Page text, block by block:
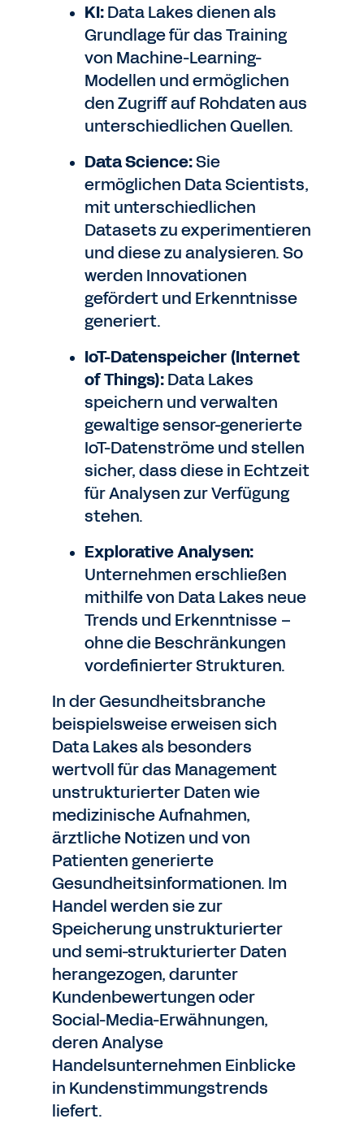
KI:Data Lakes dienen als
Grundlage für das Training
von Machine-Learning-
Modellen und ermöglichen
den Zugriff auf Rohdaten aus
unterschiedlichen Quellen.
Data Science:Sie
ermöglichen Data Scientists,
mit unterschiedlichen
Datasets zu experimentieren
und diese zu analysieren. So
werden Innovationen
gefördert und Erkenntnisse
generiert.
IoT-Datenspeicher (Internet
of Things):Data Lakes
speichern und verwalten
gewaltige sensor-generierte
IoT-Datenströme und stellen
sicher, dass diese in Echtzeit
für Analysen zur Verfügung
stehen.
Explorative Analysen:
Unternehmen erschließen
mithilfe von Data Lakes neue
Trends und Erkenntnisse –
ohne die Beschränkungen
vordefinierter Strukturen.
In der Gesundheitsbranche
beispielsweise erweisen sich
Data Lakes als besonders
wertvoll für das Management
unstrukturierter Daten wie
medizinische Aufnahmen,
ärztliche Notizen und von
Patienten generierte
Gesundheitsinformationen. Im
Handel werden sie zur
Speicherung unstrukturierter
und semi-strukturierter Daten
herangezogen, darunter
Kundenbewertungen oder
Social-Media-Erwähnungen,
deren Analyse
Handelsunternehmen Einblicke
in Kundenstimmungstrends
liefert.